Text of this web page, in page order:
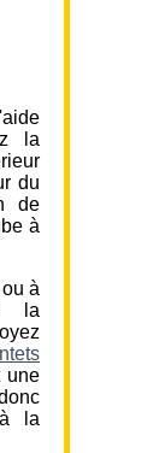
la
du
de
à
à
la
une
la